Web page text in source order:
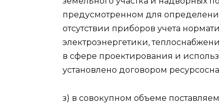
предусмотренном для
отсутствии приборов учета
электроэнергетики,
в сфере проектирования и
установлено договором
з) в совокупном объеме